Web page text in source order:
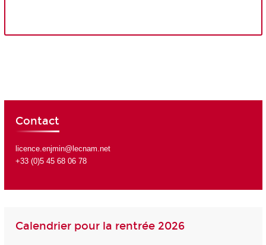
Contact
licence.enjmin@lecnam.net
+33 (0)5 45 68 06 78
Calendrier pour la rentrée 2026